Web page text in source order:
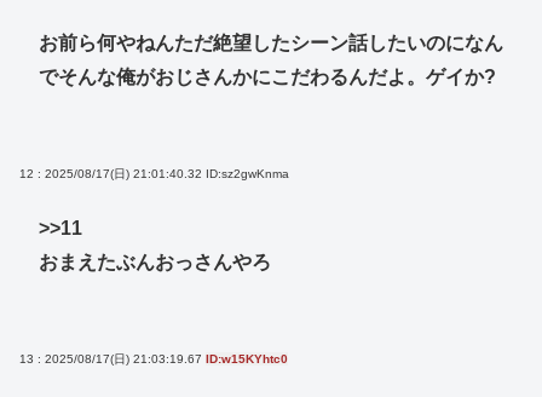
お前ら何やねんただ絶望したシーン話したいのになん
でそんな俺がおじさんかにこだわるんだよ。ゲイか?
12 : 2025/08/17(日) 21:01:40.32 ID:sz2gwKnma
>>11
おまえたぶんおっさんやろ
13 : 2025/08/17(日) 21:03:19.67 ID:w15KYhtc0